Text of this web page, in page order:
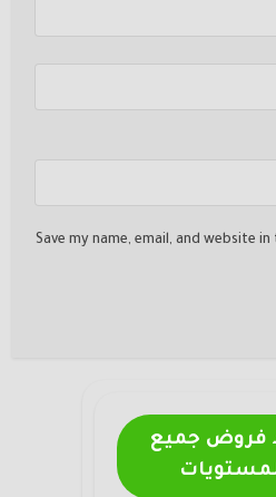
Save my name, email, and website
فروض جميع